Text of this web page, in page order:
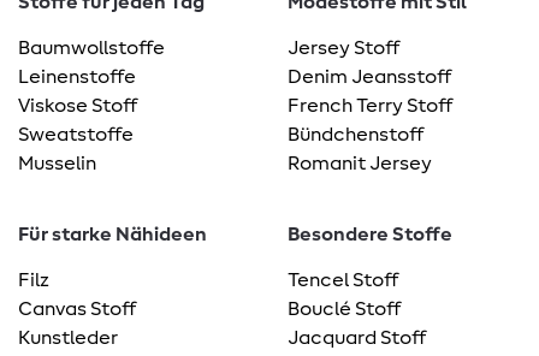
Baumwollstoffe
Leinenstoffe
Viskose Stoff
Sweatstoffe
Musselin
Jersey Stoff
Denim Jeansstoff
French Terry Stoff
Bündchenstoff
Romanit Jersey
Für starke Nähideen
Filz
Canvas Stoff
Kunstleder
Besondere Stoffe
Tencel Stoff
Bouclé Stoff
Jacquard Stoff